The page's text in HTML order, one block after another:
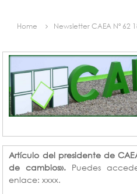
Home Newsletter CAEA Nº 62
Artículo del presidente de
de cambios». Puedes
enlace: xxxx.